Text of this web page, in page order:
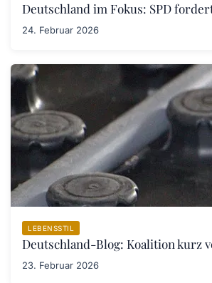
Deutschland im Fokus: SPD
24. Februar 2026
LEBENSSTIL
Deutschland-Blog: Koalition kurz
23. Februar 2026